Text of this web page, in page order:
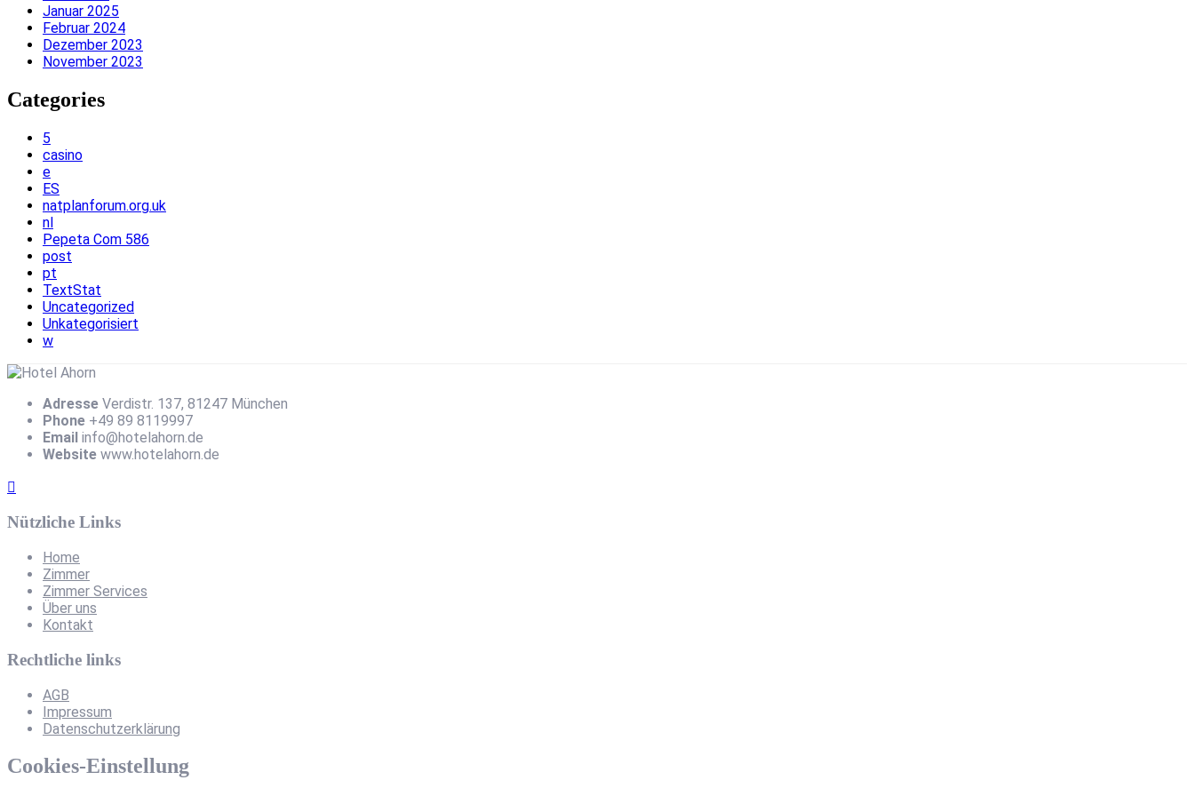
Januar 2025
Februar 2024
Dezember 2023
November 2023
Categories
5
casino
e
ES
natplanforum.org.uk
nl
Pepeta Com 586
post
pt
TextStat
Uncategorized
Unkategorisiert
w
Adresse Verdistr. 137, 81247 München
Phone +49 89 8119997
Email info@hotelahorn.de
Website www.hotelahorn.de
Nützliche Links
Home
Zimmer
Zimmer Services
Über uns
Kontakt
Rechtliche links
AGB
Impressum
Datenschutzerklärung
Cookies-Einstellung